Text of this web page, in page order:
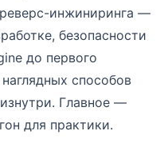
инжиниринга —
безопасности
до первого
способов
Главное —
для практики.